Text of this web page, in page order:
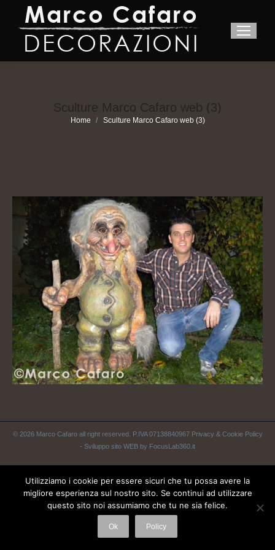
Sculture Marco Cafaro web (3)
You are here:
Home Sculture Marco Cafaro web (3)
© 2026 Marco Cafaro all right reserved. P.IVA 07138840967 Privacy & Cookie Policy
- Sviluppo sito WEB by FocusLab360.it
Utilizziamo i cookie per essere sicuri che tu possa avere la
migliore esperienza sul nostro sito. Se continui ad utilizzare
questo sito noi assumiamo che tu ne sia felice.
Ok Policy